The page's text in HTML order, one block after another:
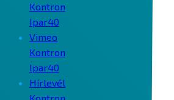
Kontron
Ipar40
Vimeo
Kontron
Ipar40
Hírlevél